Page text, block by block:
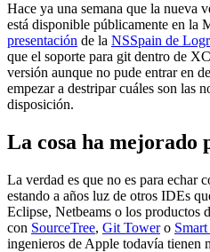
Hace ya una semana que la nueva
está disponible públicamente en la
presentación de la NSSpain de
que el soporte para git dentro de
versión aunque no pude entrar en
empezar a destripar cuáles son las
disposición.
La cosa ha mejorado
La verdad es que no es para echar
estando a años luz de otros IDEs
Eclipse, Netbeams o los productos
con SourceTree, Git Towero
ingenieros de Apple todavía tienen